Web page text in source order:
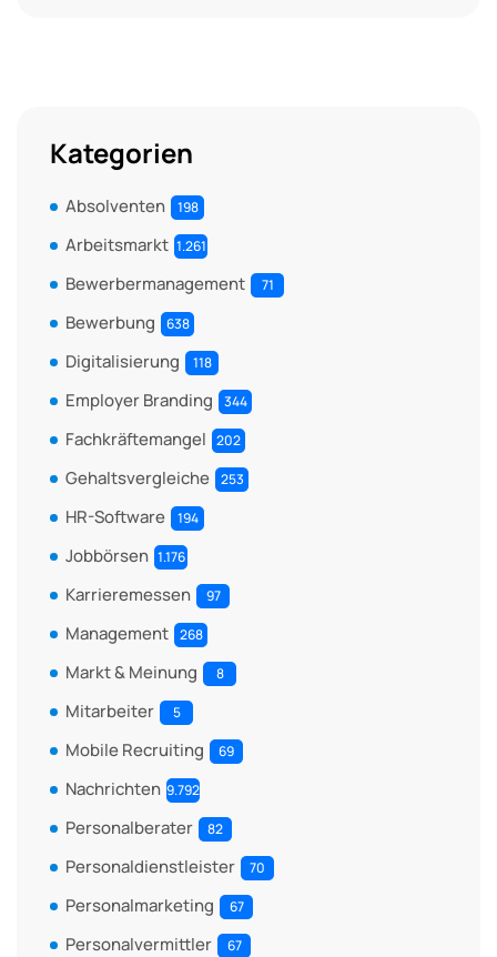
Kategorien
Absolventen 198
Arbeitsmarkt 1.261
Bewerbermanagement 71
Bewerbung 638
Digitalisierung 118
Employer Branding 344
Fachkräftemangel 202
Gehaltsvergleiche 253
HR-Software 194
Jobbörsen 1.176
Karrieremessen 97
Management 268
Markt & Meinung 8
Mitarbeiter 5
Mobile Recruiting 69
Nachrichten 9.792
Personalberater 82
Personaldienstleister 70
Personalmarketing 67
Personalvermittler 67